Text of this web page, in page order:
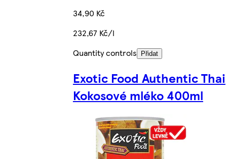
34,90 Kč
232,67 Kč/l
Quantity controls
Přidat
Exotic Food Authentic Thai
Kokosové mléko 400ml